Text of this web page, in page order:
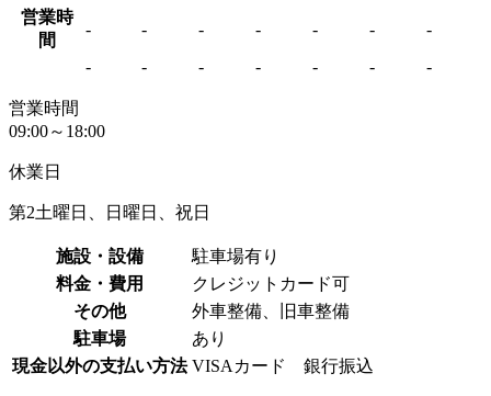
営業時
間
- - - - - -
-
-
- - - - - -
営業時間
09:00～18:00
休業日
第2土曜日、日曜日、祝日
施設・設備
駐車場有り
料金・費用
クレジットカード可
その他
外車整備、旧車整備
駐車場
あり
現金以外の支払い方法 VISAカード 銀行振込